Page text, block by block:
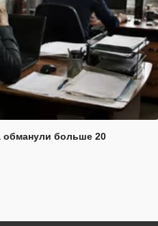
обманули больше 20